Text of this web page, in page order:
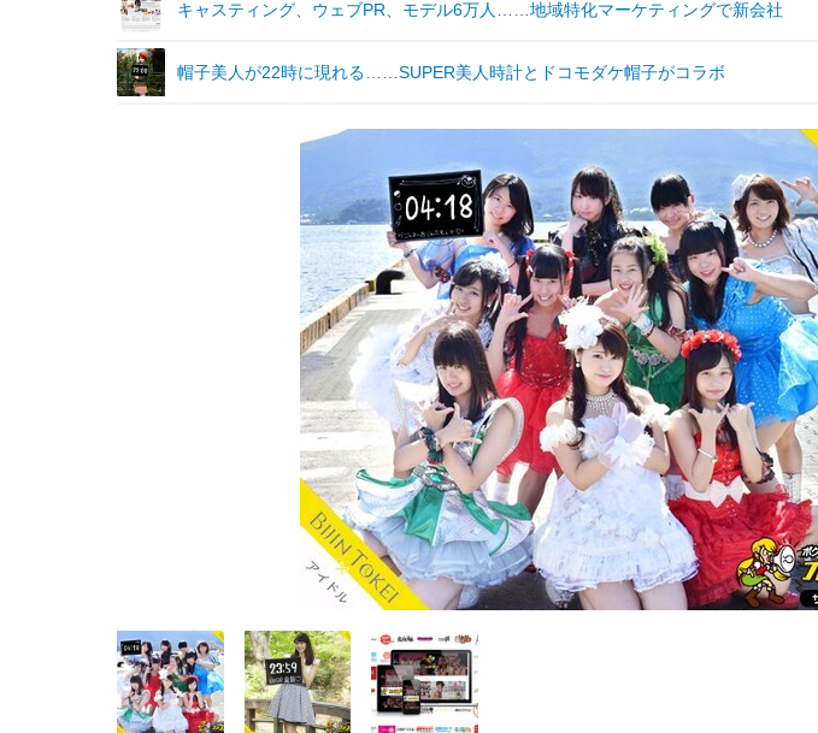
キャスティング、ウェブPR、モデル6万人……地域特化マーケティングで新会社
帽子美人が22時に現れる……SUPER美人時計とドコモダケ帽子がコラボ